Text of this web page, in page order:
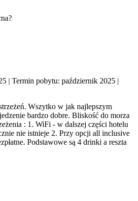
| Termin pobytu: październik 2025 |
Wszytko w jak najlepszym
bardzo dobre. Bliskość do morza
: 1. WiFi - w dalszej części hotelu
nie istnieje 2. Przy opcji all inclusive
Podstawowe są 4 drinki a reszta